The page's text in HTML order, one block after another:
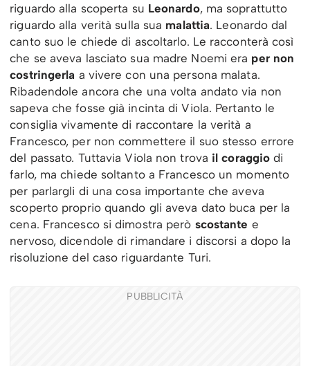
riguardo alla scoperta su Leonardo, ma soprattutto
riguardo alla verità sulla sua malattia. Leonardo dal
canto suo le chiede di ascoltarlo. Le racconterà così
che se aveva lasciato sua madre Noemi era per non
costringerla a vivere con una persona malata.
Ribadendole ancora che una volta andato via non
sapeva che fosse già incinta di Viola. Pertanto le
consiglia vivamente di raccontare la verità a
Francesco, per non commettere il suo stesso errore
del passato. Tuttavia Viola non trova il coraggio di
farlo, ma chiede soltanto a Francesco un momento
per parlargli di una cosa importante che aveva
scoperto proprio quando gli aveva dato buca per la
cena. Francesco si dimostra però scostante e
nervoso, dicendole di rimandare i discorsi a dopo la
risoluzione del caso riguardante Turi.
PUBBLICITÀ